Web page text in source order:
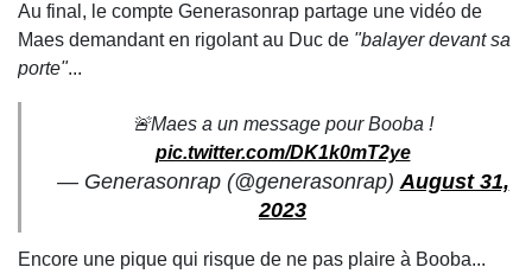
Au final, le compte Generasonrap partage une vidéo de
Maes demandant en rigolant au Duc de "balayer devant sa
porte"...
🚨Maes a un message pour Booba !
pic.twitter.com/DK1k0mT2ye
— Generasonrap (@generasonrap)August 31,
2023
Encore une pique qui risque de ne pas plaire à Booba...